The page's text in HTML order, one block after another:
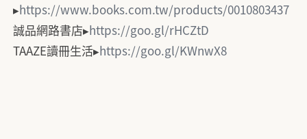
▸https://www.books.com.tw/products/0010803437
誠品網路書店▸https://goo.gl/rHCZtD
TAAZE讀冊生活▸https://goo.gl/KWnwX8